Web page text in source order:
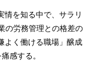
情を知る中で、サラリ
の労務管理との格差の
よく働ける職場」醸成
感する。